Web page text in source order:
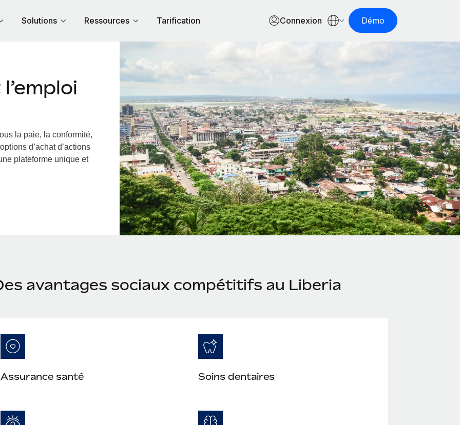
Solutions Ressources Tarification Connexion Démo
la paie, la conformité,
d’achat d’actions
plateforme unique et
avantages sociaux compétitifs au Liberia
Assurance santé Soins dentaires